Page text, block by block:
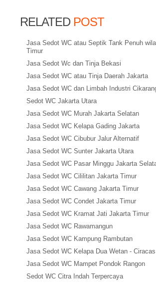
RELATED POST
Jasa Sedot WC atau Septik Tank Penuh
Timur
Jasa Sedot Wc dan Tinja Bekasi
Jasa Sedot WC atau Tinja Daerah Jakarta
Jasa Sedot WC dan Limbah Industri
Sedot WC Jakarta Utara
Jasa Sedot WC Murah Jakarta Selatan
Jasa Sedot WC Kelapa Gading Jakarta
Jasa Sedot WC Cibubur Jalur Alternatif
Jasa Sedot WC Sunter Jakarta Utara
Jasa Sedot WC Pasar Minggu Jakarta
Jasa Sedot WC Cililitan Jakarta Timur
Jasa Sedot WC Cawang Jakarta Timur
Jasa Sedot WC Condet Jakarta Timur
Jasa Sedot WC Kramat Jati Jakarta Timur
Jasa Sedot WC Rawamangun
Jasa Sedot WC Kampung Rambutan
Jasa Sedot WC Kelapa Dua Wetan - Ciracas
Jasa Sedot WC Mampet Pondok Rangon
Sedot WC Citra Indah Terpercaya